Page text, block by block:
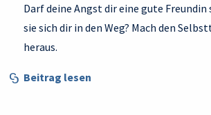
Darf deine Angst dir eine gute Freundin
sie sich dir in den Weg? Mach den
heraus.
Beitrag lesen